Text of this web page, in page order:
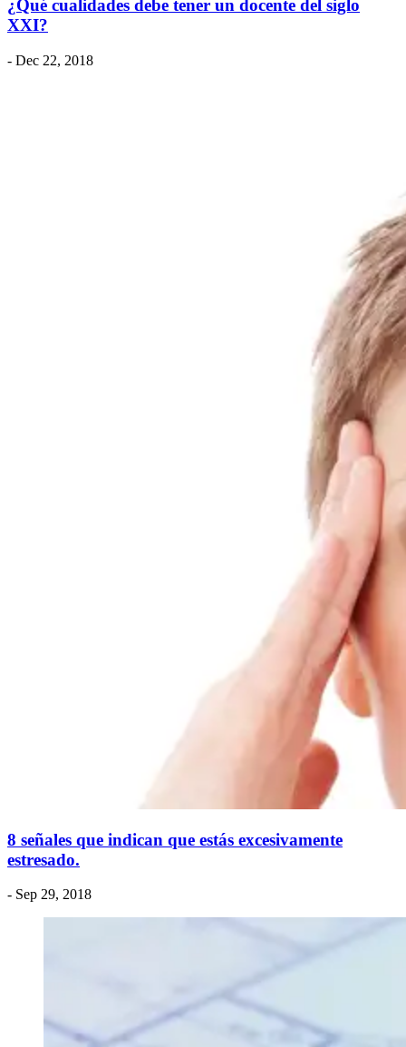
¿Qué cualidades debe tener un docente del siglo
XXI?
- Dec 22, 2018
8 señales que indican que estás excesivamente
estresado.
- Sep 29, 2018